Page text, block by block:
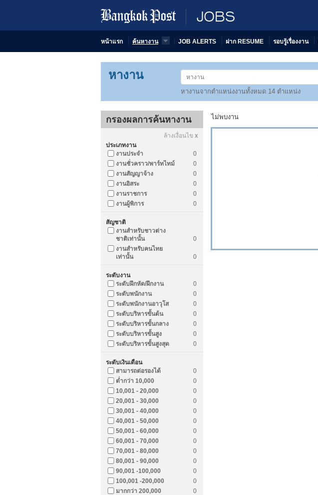
JOBS
หน้าแรก ค้นหางาน JOB ALERTS ฝาก RESUME รอบรู้เรื่องงาน
หางาน
หางานจากตำแหน่งงานทั้งหมด 14 ตำแหน่ง
กรองผลการค้นหางาน
ล้างเงื่อนไข x
ประเภทงาน
งานประจำ
0
งานชั่วคราว/พาร์ทไทม์
0
งานสัญญาจ้าง
0
งานอิสระ
0
งานราชการ
0
งานผู้พิการ
0
สัญชาติ
งานสำหรับชาวต่าง
ชาติเท่านั้น
0
งานสำหรับคนไทย
เท่านั้น
0
ระดับงาน
ระดับฝึกหัด/ฝึกงาน
0
ระดับพนักงาน
0
ระดับพนักงานอาวุโส
0
ระดับบริหารขั้นต้น
0
ระดับบริหารขั้นกลาง
0
ระดับบริหารขั้นสูง
0
ระดับบริหารขั้นสูงสุด
0
ระดับเงินเดือน
สามารถต่อรองได้
0
ต่ำกว่า 10,000
0
10,001 - 20,000
0
20,001 - 30,000
0
30,001 - 40,000
0
40,001 - 50,000
0
50,001 - 60,000
0
60,001 - 70,000
0
70,001 - 80,000
0
80,001 - 90,000
0
90,001 -100,000
0
100,001 -200,000
0
มากกว่า 200,000
0
ไม่พบงาน